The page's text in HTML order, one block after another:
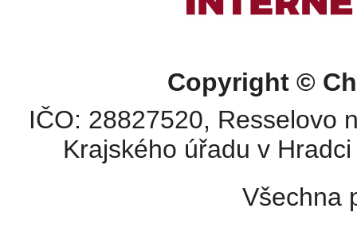
Copyright ©
IČO: 28827520, Resselovo
Krajského úřadu v
Všechna